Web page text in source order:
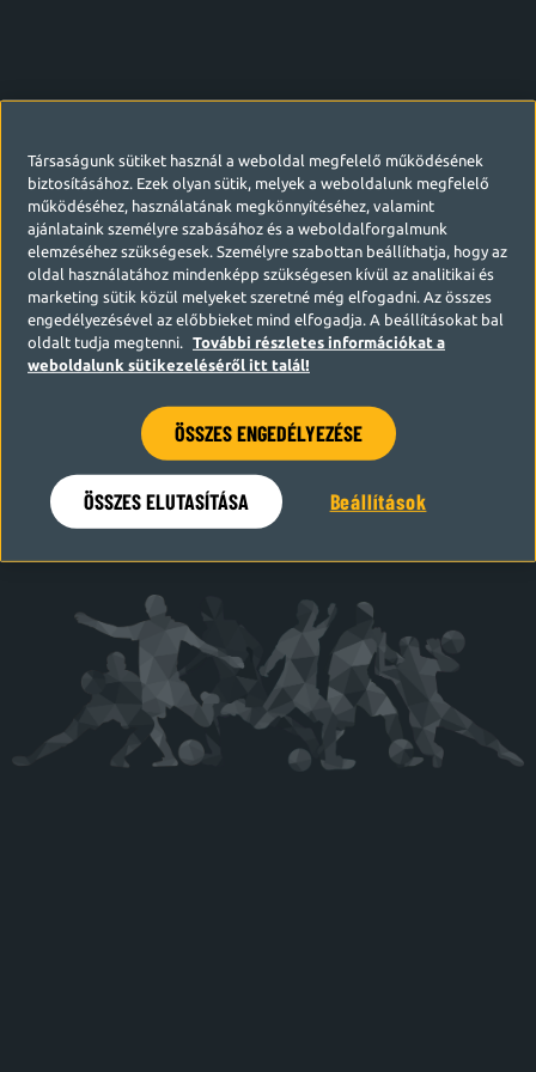
Hamarosan visszatérünk
Társaságunk sütiket használ a weboldal megfelelő működésének
biztosításához. Ezek olyan sütik, melyek a weboldalunk megfelelő
működéséhez, használatának megkönnyítéséhez, valamint
ajánlataink személyre szabásához és a weboldalforgalmunk
elemzéséhez szükségesek. Személyre szabottan beállíthatja, hogy az
oldal használatához mindenképp szükségesen kívül az analitikai és
marketing sütik közül melyeket szeretné még elfogadni. Az összes
engedélyezésével az előbbieket mind elfogadja. A beállításokat bal
oldalt tudja megtenni.
További részletes információkat a
weboldalunk sütikezeléséről itt talál!
ÖSSZES ENGEDÉLYEZÉSE
ÖSSZES ELUTASÍTÁSA Beállítások